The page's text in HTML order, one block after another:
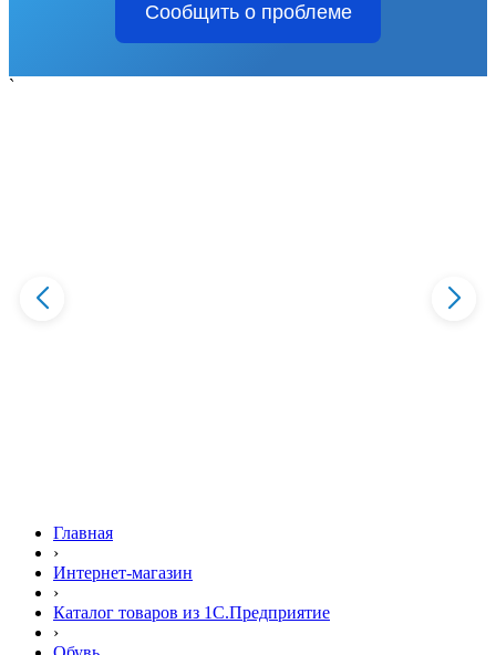
Сообщить о проблеме
`
Главная
›
Интернет-магазин
›
Каталог товаров из 1С.Предприятие
›